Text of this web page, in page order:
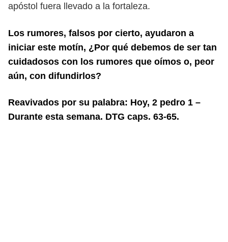
apóstol fuera llevado a la fortaleza.
Los rumores, falsos por cierto, ayudaron a
iniciar este motín, ¿Por qué debemos de ser tan
cuidadosos con los rumores que oímos o, peor
aún, con difundirlos?
Reavivados por su palabra: Hoy, 2 pedro 1 –
Durante esta semana. DTG caps. 63-65.